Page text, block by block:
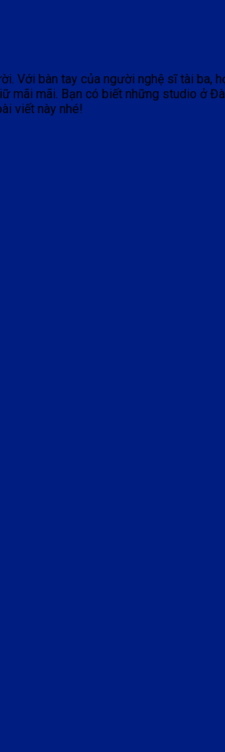
Với bàn tay của người nghệ sĩ tài ba,
mãi. Bạn có biết những studio ở
viết này nhé!